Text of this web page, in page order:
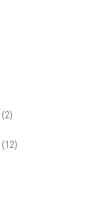
(2)
(12)